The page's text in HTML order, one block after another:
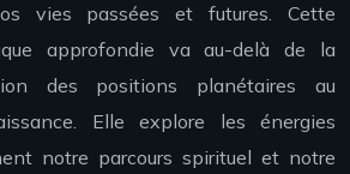
vies passées et futures. Cette
approfondie va au-delà de la
des positions planétaires au
Elle explore les énergies
notre parcours spirituel et notre